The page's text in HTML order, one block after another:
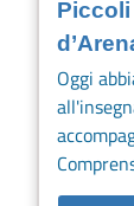
Oggi